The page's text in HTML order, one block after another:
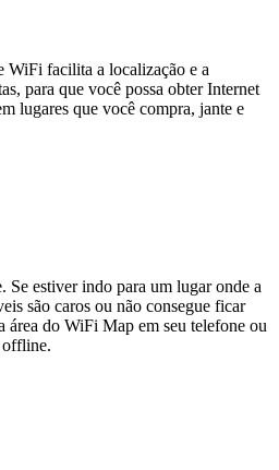
facilita a localização e a
para que você possa obter Internet
lugares que você compra, jante e
Se estiver indo para um lugar onde a
são caros ou não consegue ficar
área do WiFi Map em seu telefone ou
offline.